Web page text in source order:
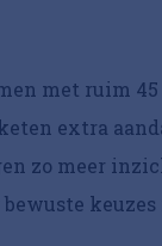
met ruim
extra
zo meer
keuzes